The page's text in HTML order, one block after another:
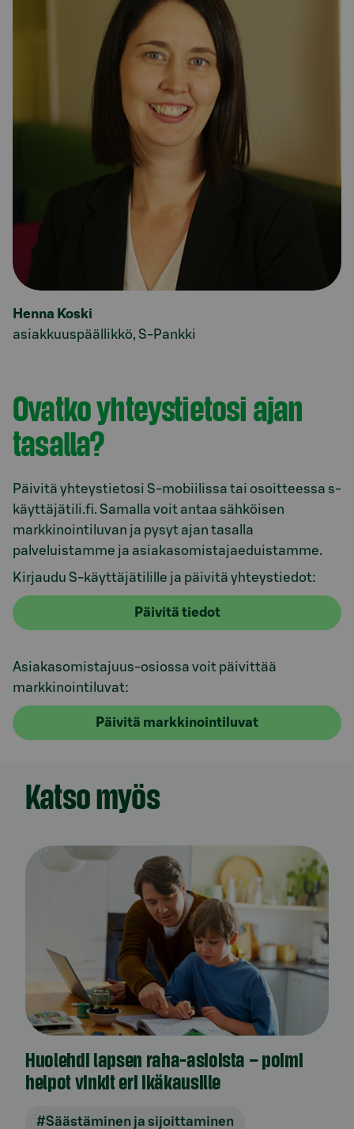
Henna Koski
asiakkuuspäällikkö, S-Pankki
Ovatko yhteystietosi ajan
tasalla?
Päivitä yhteystietosi S-mobiilissa tai osoitteessa s-
käyttäjätili.fi. Samalla voit antaa sähköisen
markkinointiluvan ja pysyt ajan tasalla
palveluistamme ja asiakasomistajaeduistamme.
Kirjaudu S-käyttäjätilille ja päivitä yhteystiedot:
Päivitä tiedot
Asiakasomistajuus-osiossa voit päivittää
markkinointiluvat:
Päivitä markkinointiluvat
Katso myös
Huolehdi lapsen raha-asioista – poimi
helpot vinkit eri ikäkausille
#Säästäminen ja sijoittaminen